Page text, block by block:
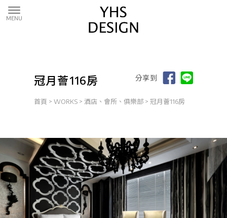
冠月薈116房
首頁 >WORKS > 酒店、會所、俱樂部 > 冠月薈116房
分享到